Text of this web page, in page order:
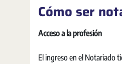
Cómo ser
Acceso a la profesión
El ingreso en el Notariado